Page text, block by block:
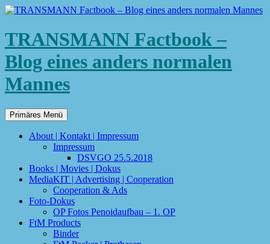
TRANSMANN Factbook –
Blog eines anders normalen
Mannes
Suchen
Primäres Menü Zum
Inhalt
springen
About | Kontakt | Impressum
Impressum
DSVGO 25.5.2018
Books | Movies | Dokus
MediaKIT | Advertising | Cooperation
Cooperation & Ads
Foto-Dokus
OP Fotos Penoidaufbau – 1. OP
FtM Products
Binder